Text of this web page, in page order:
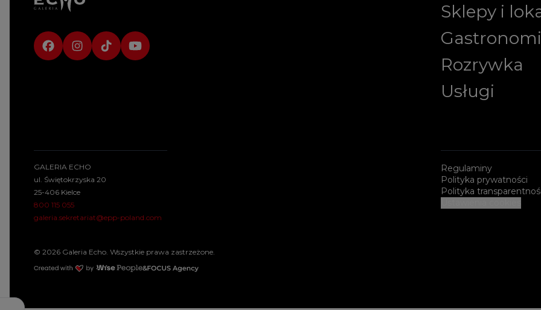
Sklepy i
Rozrywka
Usługi
GALERIA ECHO
ul. Świętokrzyska 20
25-406 Kielce
800 115 055
galeria.sekretariat@epp-poland.com
Regulaminy
Polityka prywatności
Polityka
© 2026 Galeria Echo. Wszystkie prawa zastrzeżone.